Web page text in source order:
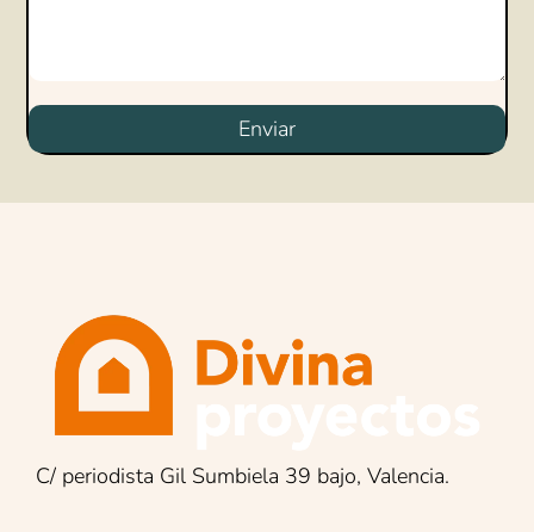
Enviar
C/ periodista Gil Sumbiela 39 bajo, Valencia.